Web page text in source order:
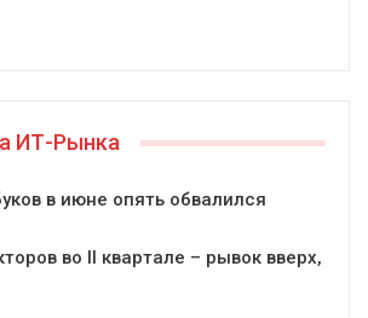
ИТ-Рынка
в июне опять обвалился
во II квартале – рывок вверх,